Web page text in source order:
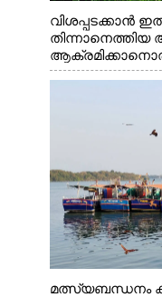
വിശപ്പടക്കാൻ
തിന്നാനെത്തിയ
എറണാകുളം
മത്സ്യബന്ധനം